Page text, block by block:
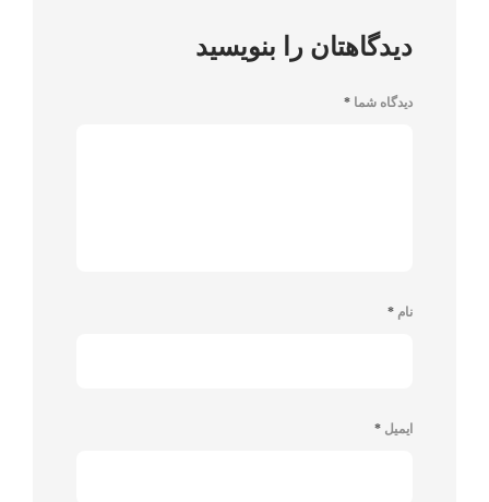
دیدگاهتان را بنویسید
دیدگاه شما *
نام *
ایمیل *